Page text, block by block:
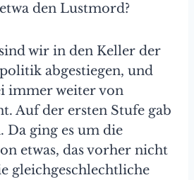
den Lustmord?
wir in den Keller der
abgestiegen, und
immer weiter von
Auf der ersten Stufe gab
Da ging es um die
etwas, das vorher nicht
gleichgeschlechtliche